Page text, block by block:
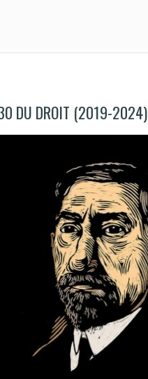
DU DROIT (2019-2024)